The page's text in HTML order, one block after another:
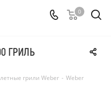
0
ГРИЛЬ
грили Weber - Weber